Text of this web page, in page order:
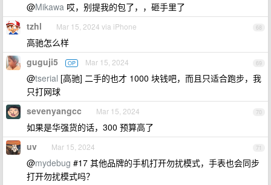
@Mikawa 哎，别提我的包了，，砸手里了
68
tzhl Mar 15, 2024 via iPhone
高驰怎么样
69
guguji5 OP Mar 15, 2024
@tserial [高驰] 二手的也才 1000 块钱吧，而且只适合跑步，我
只打网球
70
sevenyangcc Mar 15, 2024
如果是华强货的话，300 预算高了
71
uv Mar 15, 2024
@mydebug #17 其他品牌的手机打开勿扰模式，手表也会同步
打开勿扰模式吗？